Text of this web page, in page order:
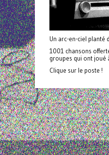
Un arc-en-ciel planté
1001 chansons
groupes qui ont joué
Clique sur le poste !